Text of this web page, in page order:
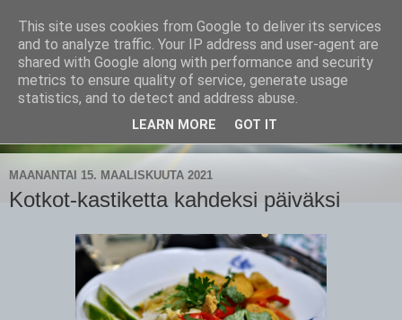
CampaSimpukka
kammen- ja kauhanpyöritystä
MAANANTAI 15. MAALISKUUTA 2021
Kotkot-kastiketta kahdeksi päiväksi
This site uses cookies from Google to deliver its services
and to analyze traffic. Your IP address and user-agent are
shared with Google along with performance and security
metrics to ensure quality of service, generate usage
statistics, and to detect and address abuse.
LEARN MORE GOT IT